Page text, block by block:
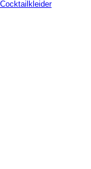
Cocktailkleider